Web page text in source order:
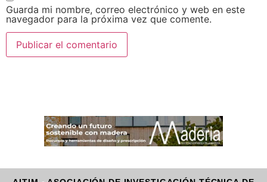
Guarda mi nombre, correo electrónico y web en este
navegador para la próxima vez que comente.